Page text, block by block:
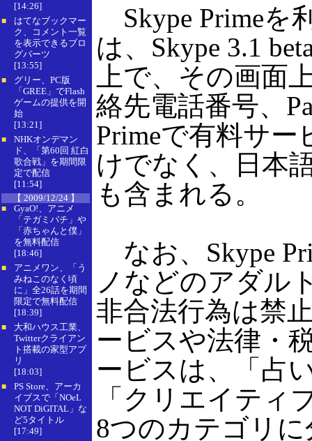
[14:26]
■
はてなブックマー
ク、コメント一覧
を表示できるブロ
グパーツ
[13:55]
■
グリー、PC版
「GREE」でFlash
ゲームの提供を開
始
[13:21]
■
NHKオンデマン
ド、「第60回 紅白
歌合戦」を期間限
定で配信
[11:54]
【 2009/12/24 】
■
GyaO!、アニメ
「テガミバチ」や
「赤ちゃんと僕」
を無料配信
[18:46]
■
アニメワン、「う
みねこのなく頃
に」全26話を期間
限定で無料配信
[18:39]
■
大和ハウス工業、
Twitterクライアン
ト搭載の家型アプ
リ
[18:03]
■
PS Store、アーカ
イブスで「NOeL
NOT DiGITAL」な
ど5タイトル
[17:49]
Skype Primeを
は、Skype 3.1
上で、その画面
絡先電話番号、
Primeで有料サ
けでなく、日本
も含まれる。
なお、Skype
ノなどのアダル
非合法行為は禁
ービスや法律・
ービスは、「占
「クリエイティ
8つのカテゴリ